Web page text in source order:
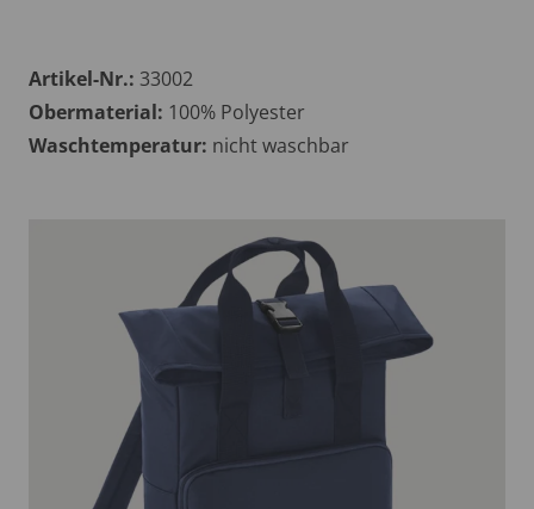
Artikel-Nr.: 33002
Obermaterial: 100% Polyester
Waschtemperatur: nicht waschbar